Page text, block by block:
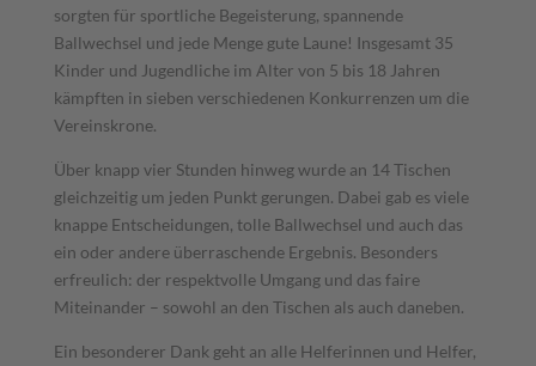
sorgten für sportliche Begeisterung, spannende
Ballwechsel und jede Menge gute Laune! Insgesamt 35
Kinder und Jugendliche im Alter von 5 bis 18 Jahren
kämpften in sieben verschiedenen Konkurrenzen um die
Vereinskrone.
Über knapp vier Stunden hinweg wurde an 14 Tischen
gleichzeitig um jeden Punkt gerungen. Dabei gab es viele
knappe Entscheidungen, tolle Ballwechsel und auch das
ein oder andere überraschende Ergebnis. Besonders
erfreulich: der respektvolle Umgang und das faire
Miteinander – sowohl an den Tischen als auch daneben.
Ein besonderer Dank geht an alle Helferinnen und Helfer,